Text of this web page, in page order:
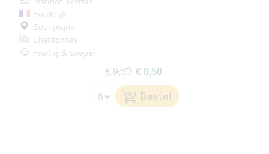
Frankrijk
Bourgogne
Chardonnay
Fruitig & soepel
€ 9,50 € 8,50